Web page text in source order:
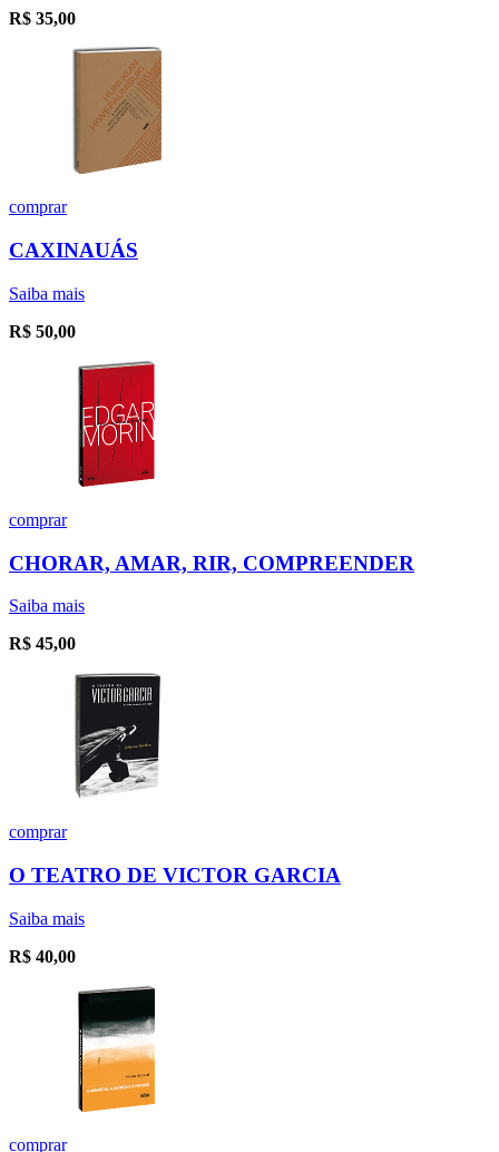
R$ 35,00
comprar
CAXINAUÁS
Saiba mais
R$ 50,00
comprar
CHORAR, AMAR, RIR, COMPREENDER
Saiba mais
R$ 45,00
comprar
O TEATRO DE VICTOR GARCIA
Saiba mais
R$ 40,00
comprar